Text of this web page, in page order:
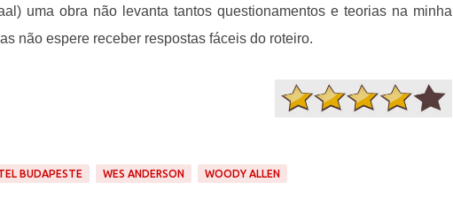
uma obra não levanta tantos questionamentos e teorias na minha
não espere receber respostas fáceis do roteiro.
BUDAPESTE WES ANDERSON WOODY ALLEN